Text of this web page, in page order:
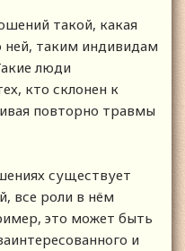
такой, какая
ней, таким индивидам
люди
кто склонен к
повторно травмы
существует
все роли в нём
это может быть
и